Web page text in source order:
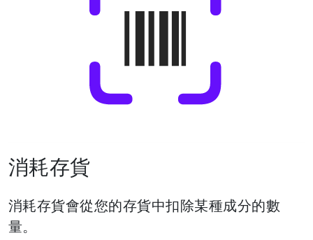
消耗存貨
消耗存貨會從您的存貨中扣除某種成分的數
量。